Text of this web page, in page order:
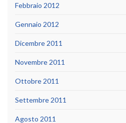
Febbraio 2012
Gennaio 2012
Dicembre 2011
Novembre 2011
Ottobre 2011
Settembre 2011
Agosto 2011